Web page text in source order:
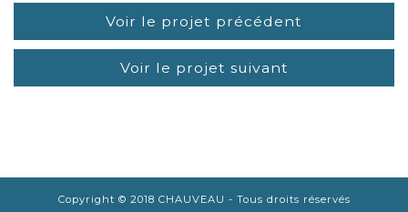
LIRE LA SUITE
Voir le projet précédent
Voir le projet suivant
Copyright © 2018 CHAUVEAU - Tous droits réservés